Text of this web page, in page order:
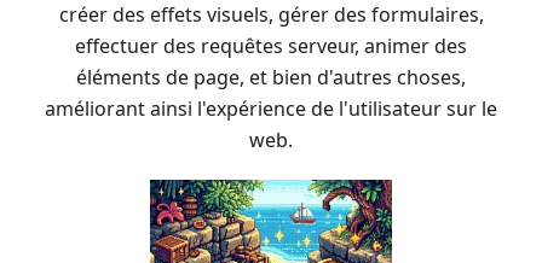
créer des effets visuels, gérer des formulaires,
effectuer des requêtes serveur, animer des
éléments de page, et bien d'autres choses,
améliorant ainsi l'expérience de l'utilisateur sur le
web.